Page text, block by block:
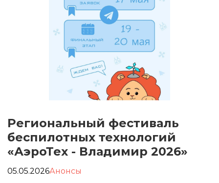
Региональный фестиваль
беспилотных технологий
«АэроТех - Владимир 2026»
05.05.2026Анонсы